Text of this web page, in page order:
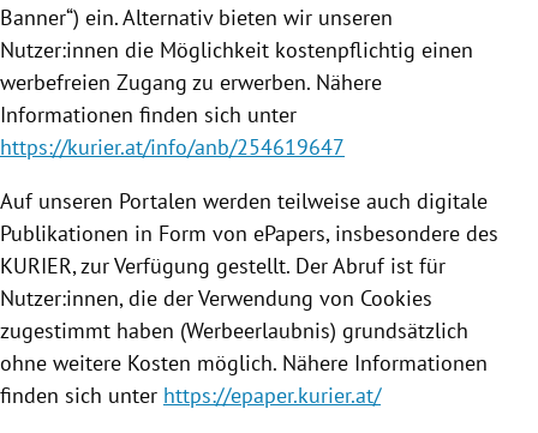
Banner“) ein. Alternativ bieten wir unseren
Nutzer:innen die Möglichkeit kostenpflichtig einen
werbefreien Zugang zu erwerben. Nähere
Informationen finden sich unter
https://kurier.at/info/anb/254619647
Auf unseren Portalen werden teilweise auch digitale
Publikationen in Form von ePapers, insbesondere des
KURIER, zur Verfügung gestellt. Der Abruf ist für
Nutzer:innen, die der Verwendung von Cookies
zugestimmt haben (Werbeerlaubnis) grundsätzlich
ohne weitere Kosten möglich. Nähere Informationen
finden sich unter https://epaper.kurier.at/